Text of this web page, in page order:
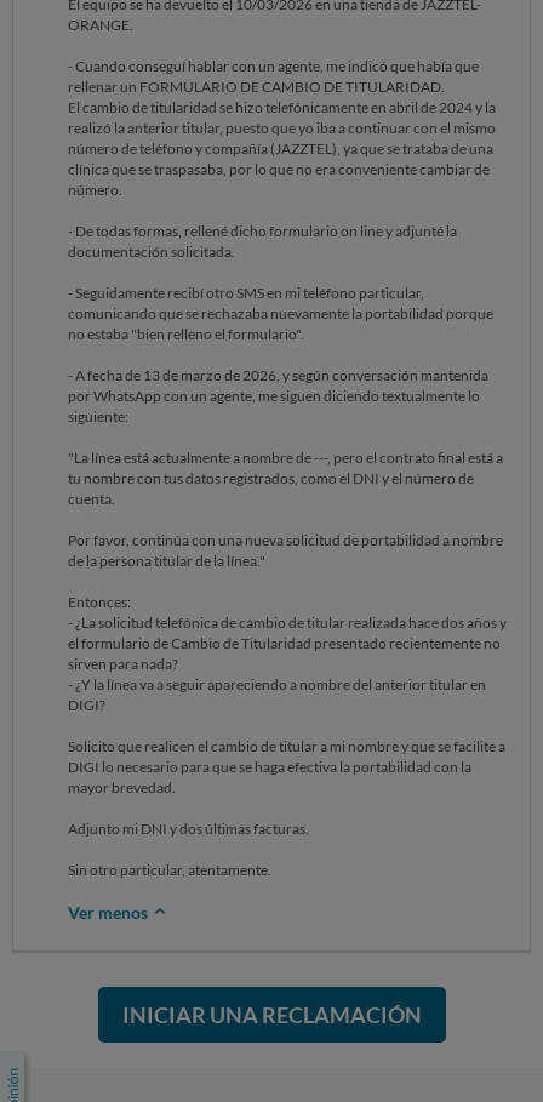
El equipo se ha devuelto el 10/03/2026 en una tienda de JAZZTEL-
ORANGE.
- Cuando conseguí hablar con un agente, me indicó que había que
rellenar un FORMULARIO DE CAMBIO DE TITULARIDAD.
El cambio de titularidad se hizo telefónicamente en abril de 2024 y la
realizó la anterior titular, puesto que yo iba a continuar con el mismo
número de teléfono y compañía (JAZZTEL), ya que se trataba de una
clínica que se traspasaba, por lo que no era conveniente cambiar de
número.
- De todas formas, rellené dicho formulario on line y adjunté la
documentación solicitada.
- Seguidamente recibí otro SMS en mi teléfono particular,
comunicando que se rechazaba nuevamente la portabilidad porque
no estaba "bien relleno el formulario".
- A fecha de 13 de marzo de 2026, y según conversación mantenida
por WhatsApp con un agente, me siguen diciendo textualmente lo
siguiente:
"La línea está actualmente a nombre de ---, pero el contrato final está a
tu nombre con tus datos registrados, como el DNI y el número de
cuenta.
Por favor, continúa con una nueva solicitud de portabilidad a nombre
de la persona titular de la línea."
Entonces:
- ¿La solicitud telefónica de cambio de titular realizada hace dos años y
el formulario de Cambio de Titularidad presentado recientemente no
sirven para nada?
- ¿Y la línea va a seguir apareciendo a nombre del anterior titular en
DIGI?
Solicito que realicen el cambio de titular a mi nombre y que se facilite a
DIGI lo necesario para que se haga efectiva la portabilidad con la
mayor brevedad.
Adjunto mi DNI y dos últimas facturas.
Sin otro particular, atentamente.
Ver menos
INICIAR UNA RECLAMACIÓN